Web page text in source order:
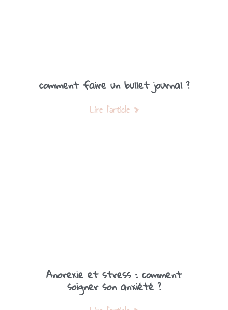
comment faire un bullet journal ?
Lire l'article »
Anorexie et stress : comment
soigner son anxiété ?